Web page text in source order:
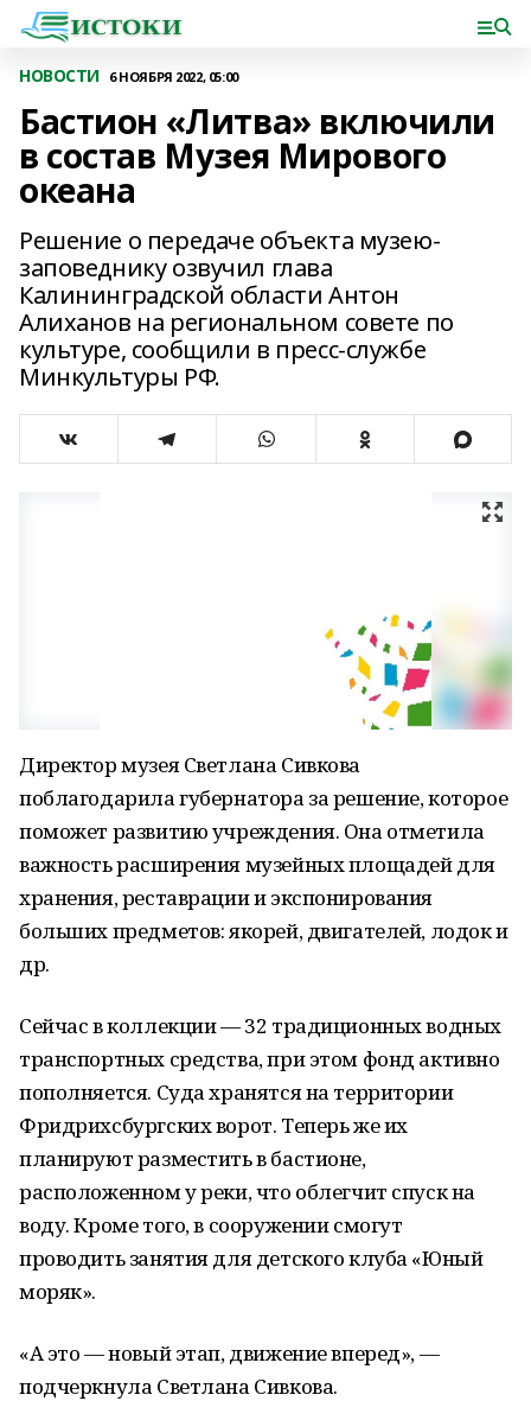
НОВОСТИ 6 НОЯБРЯ 2022, 05:00
Бастион «Литва» включили
в состав Музея Мирового
океана
Решение о передаче объекта музею-
заповеднику озвучил глава
Калининградской области Антон
Алиханов на региональном совете по
культуре, сообщили в пресс-службе
Минкультуры РФ.
Директор музея Светлана Сивкова
поблагодарила губернатора за решение, которое
поможет развитию учреждения. Она отметила
важность расширения музейных площадей для
хранения, реставрации и экспонирования
больших предметов: якорей, двигателей, лодок и
др.
Сейчас в коллекции — 32 традиционных водных
транспортных средства, при этом фонд активно
пополняется. Суда хранятся на территории
Фридрихсбургских ворот. Теперь же их
планируют разместить в бастионе,
расположенном у реки, что облегчит спуск на
воду. Кроме того, в сооружении смогут
проводить занятия для детского клуба «Юный
моряк».
«А это — новый этап, движение вперед», —
подчеркнула Светлана Сивкова.